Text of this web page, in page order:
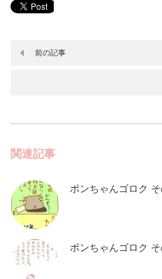
前の記事
関連記事
ポンちゃんゴロク そ
ポンちゃんゴロク そ